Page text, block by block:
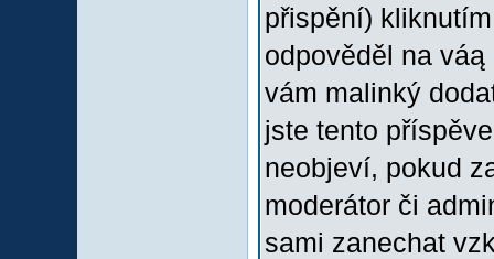
přispění)
odpověděl na
vám malinký
jste tento
neobjeví, pokud
moderátor či
sami zanechat